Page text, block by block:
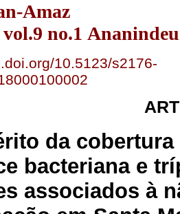
Amaz
vol.9 no.1
10.5123/s2176-
da
bacteriana e
associados à